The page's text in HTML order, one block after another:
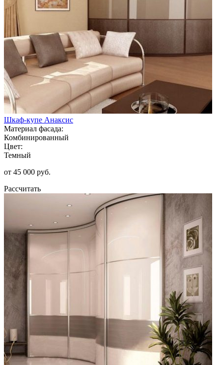
Шкаф-купе Анаксис
Материал фасада:
Комбинированный
Цвет:
Темный
от 45 000 руб.
Рассчитать